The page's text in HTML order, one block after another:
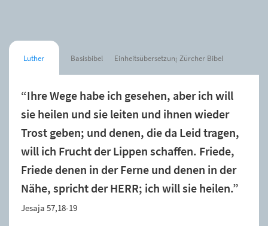
Luther Basisbibel Einheitsübersetzung Zürcher Bibel
“Ihre Wege habe ich gesehen, aber ich will
sie heilen und sie leiten und ihnen wieder
Trost geben; und denen, die da Leid tragen,
will ich Frucht der Lippen schaffen. Friede,
Friede denen in der Ferne und denen in der
Nähe, spricht der HERR; ich will sie heilen.”
Jesaja 57,18-19